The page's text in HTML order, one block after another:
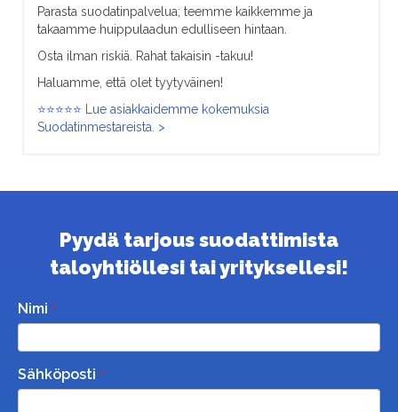
Parasta suodatinpalvelua; teemme kaikkemme ja
takaamme huippulaadun edulliseen hintaan.
Osta ilman riskiä. Rahat takaisin -takuu!
Haluamme, että olet tyytyväinen!
⭐⭐⭐⭐⭐ Lue asiakkaidemme kokemuksia
Suodatinmestareista. >
Pyydä tarjous suodattimista
taloyhtiöllesi tai yrityksellesi!
Nimi
Sähköposti